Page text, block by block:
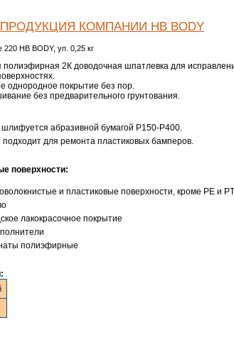
HB BODY, уп. 0,25 кг
полиэфирная 2К доводочная шпатлевка для
однородное покрытие без пор.
без предварительного грунтования.
шлифуется абразивной бумагой Р150-Р400.
подходит для ремонта пластиковых бамперов.
поверхности:
и пластиковые поверхности, кроме РЕ и
лакокрасочное покрытие
полиэфирные